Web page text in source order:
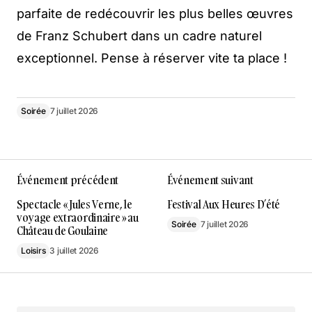
parfaite de redécouvrir les plus belles œuvres
de Franz Schubert dans un cadre naturel
exceptionnel. Pense à réserver vite ta place !
Soirée 7 juillet 2026
Événement précédent
Spectacle « Jules Verne, le
voyage extraordinaire » au
Château de Goulaine
Loisirs 3 juillet 2026
Événement suivant
Festival Aux Heures D’été
Soirée 7 juillet 2026